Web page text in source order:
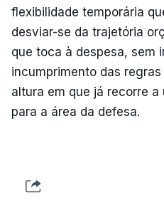
flexibilidade temporária
desviar-se da trajetória
que toca à despesa, sem
incumprimento das
altura em que já recorre
para a área da defesa.